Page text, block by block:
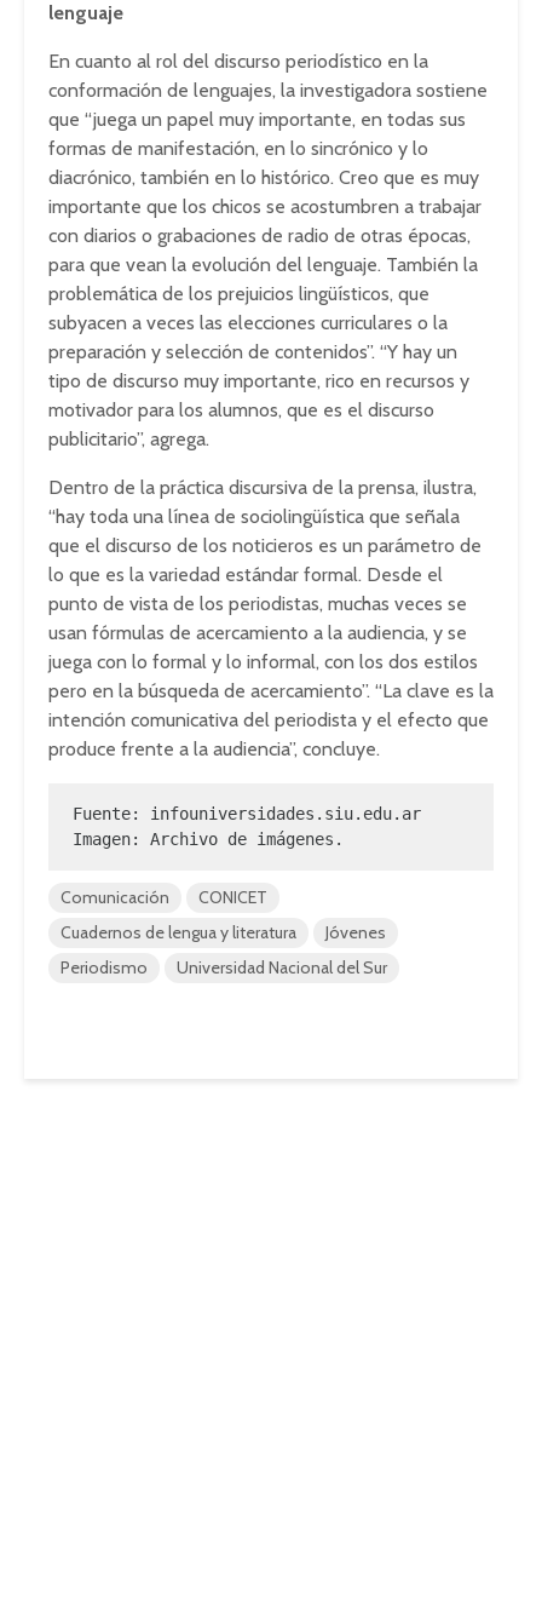
lenguaje
En cuanto al rol del discurso periodístico en la
conformación de lenguajes, la investigadora sostiene
que “juega un papel muy importante, en todas sus
formas de manifestación, en lo sincrónico y lo
diacrónico, también en lo histórico. Creo que es muy
importante que los chicos se acostumbren a trabajar
con diarios o grabaciones de radio de otras épocas,
para que vean la evolución del lenguaje. También la
problemática de los prejuicios lingüísticos, que
subyacen a veces las elecciones curriculares o la
preparación y selección de contenidos”. “Y hay un
tipo de discurso muy importante, rico en recursos y
motivador para los alumnos, que es el discurso
publicitario”, agrega.
Dentro de la práctica discursiva de la prensa, ilustra,
“hay toda una línea de sociolingüística que señala
que el discurso de los noticieros es un parámetro de
lo que es la variedad estándar formal. Desde el
punto de vista de los periodistas, muchas veces se
usan fórmulas de acercamiento a la audiencia, y se
juega con lo formal y lo informal, con los dos estilos
pero en la búsqueda de acercamiento”. “La clave es la
intención comunicativa del periodista y el efecto que
produce frente a la audiencia”, concluye.
Fuente: infouniversidades.siu.edu.ar
Imagen: Archivo de imágenes.
Comunicación
CONICET
Cuadernos de lengua y literatura
Jóvenes
Periodismo
Universidad Nacional del Sur